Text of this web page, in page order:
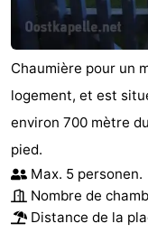
Chaumière pour un
logement, et est
environ 700 mètre
pied.
Max. 5 personen.
Nombre de
Distance de la